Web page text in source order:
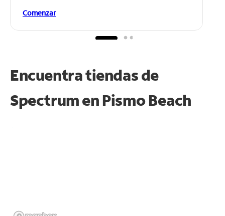
Comenzar
Encuentra tiendas de
Spectrum en Pismo Beach